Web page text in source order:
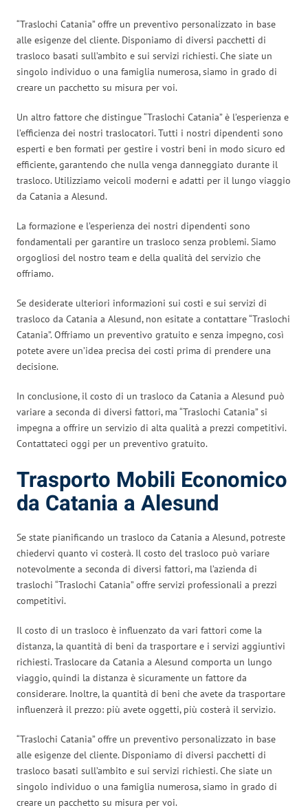
“Traslochi Catania” offre un preventivo personalizzato in base
alle esigenze del cliente. Disponiamo di diversi pacchetti di
trasloco basati sull’ambito e sui servizi richiesti. Che siate un
singolo individuo o una famiglia numerosa, siamo in grado di
creare un pacchetto su misura per voi.
Un altro fattore che distingue “Traslochi Catania” è l’esperienza e
l’efficienza dei nostri traslocatori. Tutti i nostri dipendenti sono
esperti e ben formati per gestire i vostri beni in modo sicuro ed
efficiente, garantendo che nulla venga danneggiato durante il
trasloco. Utilizziamo veicoli moderni e adatti per il lungo viaggio
da Catania a Alesund.
La formazione e l’esperienza dei nostri dipendenti sono
fondamentali per garantire un trasloco senza problemi. Siamo
orgogliosi del nostro team e della qualità del servizio che
offriamo.
Se desiderate ulteriori informazioni sui costi e sui servizi di
trasloco da Catania a Alesund, non esitate a contattare “Traslochi
Catania”. Offriamo un preventivo gratuito e senza impegno, così
potete avere un’idea precisa dei costi prima di prendere una
decisione.
In conclusione, il costo di un trasloco da Catania a Alesund può
variare a seconda di diversi fattori, ma “Traslochi Catania” si
impegna a offrire un servizio di alta qualità a prezzi competitivi.
Contattateci oggi per un preventivo gratuito.
Trasporto Mobili Economico
da Catania a Alesund
Se state pianificando un trasloco da Catania a Alesund, potreste
chiedervi quanto vi costerà. Il costo del trasloco può variare
notevolmente a seconda di diversi fattori, ma l’azienda di
traslochi “Traslochi Catania” offre servizi professionali a prezzi
competitivi.
Il costo di un trasloco è influenzato da vari fattori come la
distanza, la quantità di beni da trasportare e i servizi aggiuntivi
richiesti. Traslocare da Catania a Alesund comporta un lungo
viaggio, quindi la distanza è sicuramente un fattore da
considerare. Inoltre, la quantità di beni che avete da trasportare
influenzerà il prezzo: più avete oggetti, più costerà il servizio.
“Traslochi Catania” offre un preventivo personalizzato in base
alle esigenze del cliente. Disponiamo di diversi pacchetti di
trasloco basati sull’ambito e sui servizi richiesti. Che siate un
singolo individuo o una famiglia numerosa, siamo in grado di
creare un pacchetto su misura per voi.